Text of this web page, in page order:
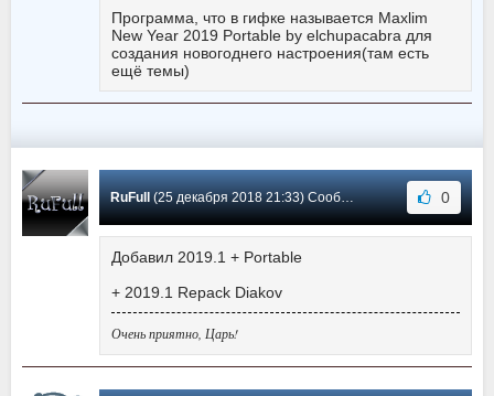
Программа, что в гифке называется Maxlim
New Year 2019 Portable by elchupaсabra для
создания новогоднего настроения(там есть
ещё темы)
RuFull (25 декабря 2018 21:33) Сообщение #23 0
Добавил 2019.1 + Portable
+ 2019.1 Repack Diakov
Очень приятно, Царь!